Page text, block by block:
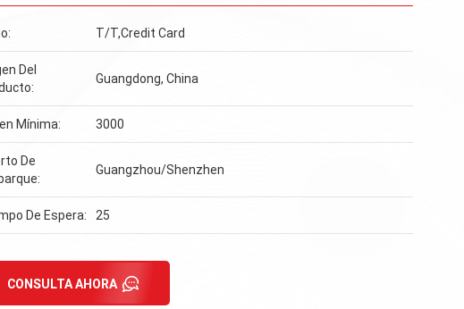
T/T,Credit Card
Del
Guangdong, China
Mínima: 3000
De
Guangzhou/Shenzhen
De Espera: 25
CONSULTA AHORA